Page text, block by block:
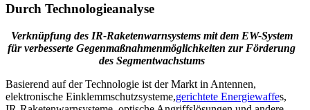
Durch Technologieanalyse
Verknüpfung des IR-Raketenwarnsystems mit dem EW-System
für verbesserte Gegenmaßnahmenmöglichkeiten zur Förderung
des Segmentwachstums
Basierend auf der Technologie ist der Markt in Antennen,
elektronische Einklemmschutzsysteme,gerichtete Energiewaffes,